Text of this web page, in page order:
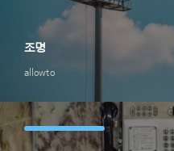
allowto
조명